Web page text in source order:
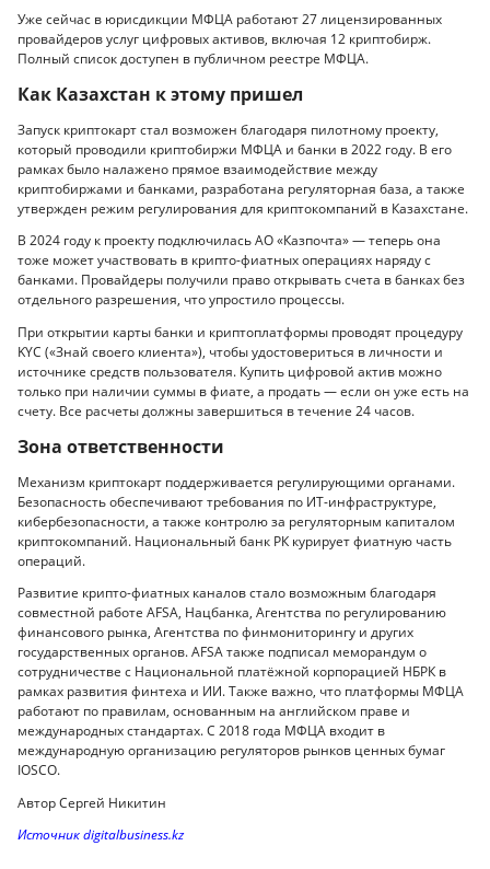
Уже сейчас в юрисдикции МФЦА работают 27 лицензированных
провайдеров услуг цифровых активов, включая 12 криптобирж.
Полный список доступен в публичном реестре МФЦА.
Как Казахстан к этому пришел
Запуск криптокарт стал возможен благодаря пилотному проекту,
который проводили криптобиржи МФЦА и банки в 2022 году. В его
рамках было налажено прямое взаимодействие между
криптобиржами и банками, разработана регуляторная база, а также
утвержден режим регулирования для криптокомпаний в Казахстане.
В 2024 году к проекту подключилась АО «Казпочта» — теперь она
тоже может участвовать в крипто-фиатных операциях наряду с
банками. Провайдеры получили право открывать счета в банках без
отдельного разрешения, что упростило процессы.
При открытии карты банки и криптоплатформы проводят процедуру
KYC («Знай своего клиента»), чтобы удостовериться в личности и
источнике средств пользователя. Купить цифровой актив можно
только при наличии суммы в фиате, а продать — если он уже есть на
счету. Все расчеты должны завершиться в течение 24 часов.
Зона ответственности
Механизм криптокарт поддерживается регулирующими органами.
Безопасность обеспечивают требования по ИТ-инфраструктуре,
кибербезопасности, а также контролю за регуляторным капиталом
криптокомпаний. Национальный банк РК курирует фиатную часть
операций.
Развитие крипто-фиатных каналов стало возможным благодаря
совместной работе AFSA, Нацбанка, Агентства по регулированию
финансового рынка, Агентства по финмониторингу и других
государственных органов. AFSA также подписал меморандум о
сотрудничестве с Национальной платёжной корпорацией НБРК в
рамках развития финтеха и ИИ. Также важно, что платформы МФЦА
работают по правилам, основанным на английском праве и
международных стандартах. С 2018 года МФЦА входит в
международную организацию регуляторов рынков ценных бумаг
IOSCO.
Автор Сергей Никитин
Источник digitalbusiness.kz